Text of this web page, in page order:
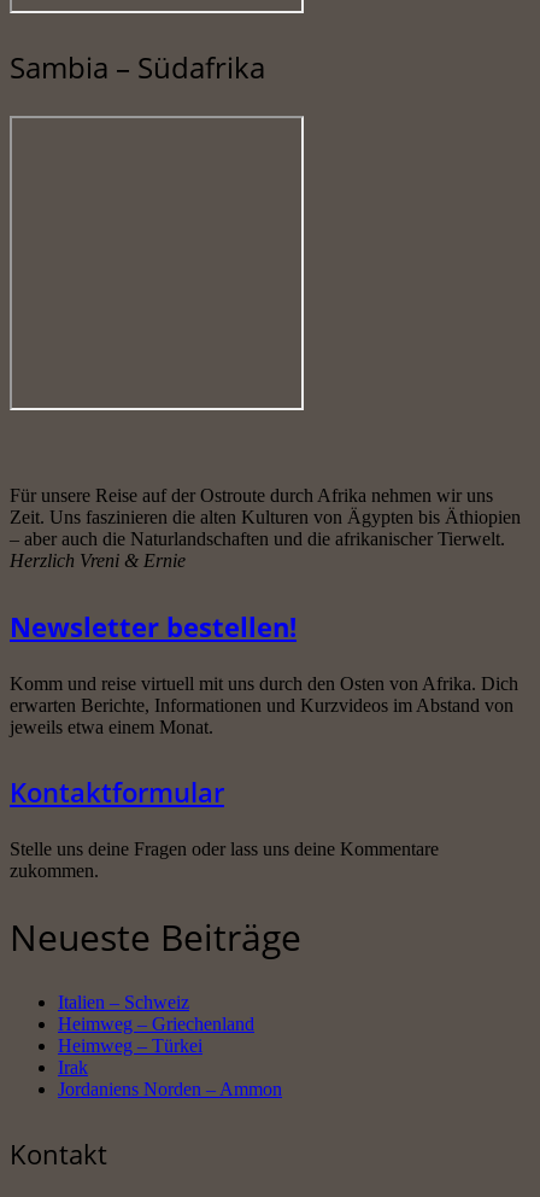
Sambia – Südafrika
Für unsere Reise auf der Ostroute durch Afrika nehmen wir uns
Zeit. Uns faszinieren die alten Kulturen von Ägypten bis Äthiopien
– aber auch die Naturlandschaften und die afrikanischer Tierwelt.
Herzlich Vreni & Ernie
Newsletter bestellen!
Komm und reise virtuell mit uns durch den Osten von Afrika. Dich
erwarten Berichte, Informationen und Kurzvideos im Abstand von
jeweils etwa einem Monat.
Kontaktformular
Stelle uns deine Fragen oder lass uns deine Kommentare
zukommen.
Neueste Beiträge
Italien – Schweiz
Heimweg – Griechenland
Heimweg – Türkei
Irak
Jordaniens Norden – Ammon
Kontakt